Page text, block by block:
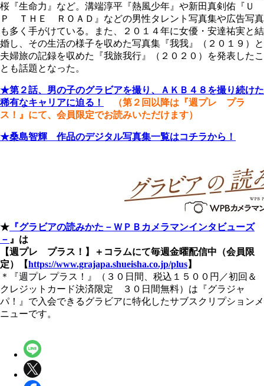
桜『生命力』など。溝端淳平『熱風少年』や新田真剣佑『Ｕ
Ｐ ＴＨＥ ＲＯＡＤ』などの男性タレント写真集や広告写真
も多く手がけている。また、２０１４年に女優・安達祐実と結
婚し、その生活の様子を収めた写真集『我我』（２０１９）と
夫婦旅の記録を収めた『我旅我行』（２０２０）を発表したこ
とも話題となった。
★第２話、男の子のグラビアを撮り、ＡＫＢ４８を撮り続けた
稀有なキャリアに迫る！
（第２回以降は『週プレ プラ
ス！』にて、会員限定でお読みいただけます）
★桑島智輝 作品のデジタル写真集一覧はコチラから！
★ 『グラビアの読みかた－ＷＰＢカメラマンインタビューズ
－ 』は
【週プレ プラス！】＋コラムにて毎週金曜配信中（会員限
定）【https://www.grajapa.shueisha.co.jp/plus】
＊『週プレ プラス！』（３０日間、税込１５００円／初回＆
クレジットカード決済限定 ３０日間無料）は『グラジャ
パ！』で入会できるグラビアに特化したサブスクリプションメ
ニューです。